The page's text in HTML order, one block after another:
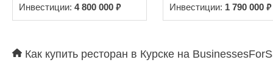
Инвестиции: 4 800 000 ₽
Инвестиции: 1 790 000 ₽
Как купить ресторан в Курске на